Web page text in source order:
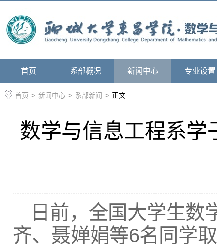
首页 系部概况 新闻中心 专业设置
首页 > 新闻中心 > 系部新闻 > 正文
数学与信息工程系学
日前，全国大学生数
齐、聂婵娟等6名同学